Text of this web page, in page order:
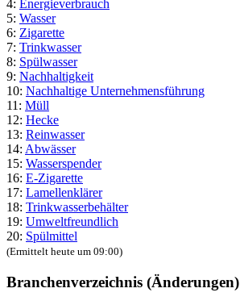
4: Energieverbrauch
5: Wasser
6: Zigarette
7: Trinkwasser
8: Spülwasser
9: Nachhaltigkeit
10: Nachhaltige Unternehmensführung
11: Müll
12: Hecke
13: Reinwasser
14: Abwässer
15: Wasserspender
16: E-Zigarette
17: Lamellenklärer
18: Trinkwasserbehälter
19: Umweltfreundlich
20: Spülmittel
(Ermittelt heute um 09:00)
Branchenverzeichnis (Änderungen)